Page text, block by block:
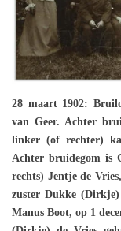
28 maart 1902:
van Geer. Achter
linker (of rechter)
Achter bruidegom is
rechts) Jentje de
zuster Dukke
Manus Boot, op 1